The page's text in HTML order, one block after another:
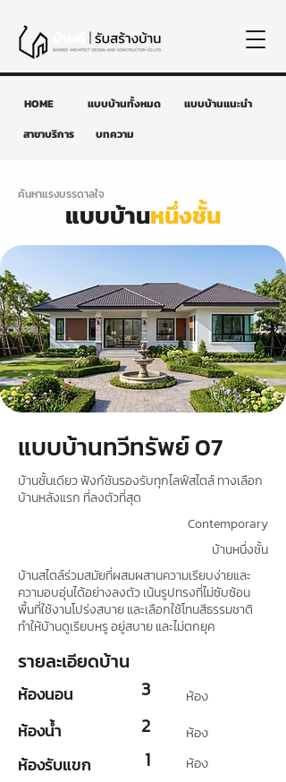
HOME แบบบ้านทั้งหมด
แบบบ้านแนะนำ
สาขาบริการ
บทความ
ค้นหาแรงบรรดาลใจ
แบบบ้านหนึ่งชั้น
แบบบ้านทวีทรัพย์ 07
บ้านชั้นเดียว ฟังก์ชันรองรับทุกไลฟ์สไตล์ ทางเลือก
บ้านหลังแรก ที่ลงตัวที่สุด
Contemporary
บ้านหนึ่งชั้น
บ้านสไตล์ร่วมสมัยที่ผสมผสานความเรียบง่ายและ
ความอบอุ่นได้อย่างลงตัว เน้นรูปทรงที่ไม่ซับซ้อน
พื้นที่ใช้งานโปร่งสบาย และเลือกใช้โทนสีธรรมชาติ
ทำให้บ้านดูเรียบหรู อยู่สบาย และไม่ตกยุค
รายละเอียดบ้าน
ห้องนอน 3 ห้อง
ห้องน้ำ
ห้องรับแขก
2
1
ห้อง
ห้อง